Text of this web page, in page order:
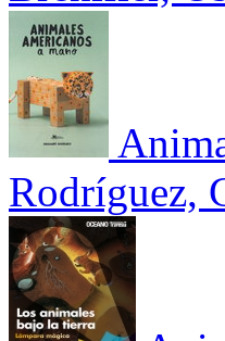
Rodríguez,